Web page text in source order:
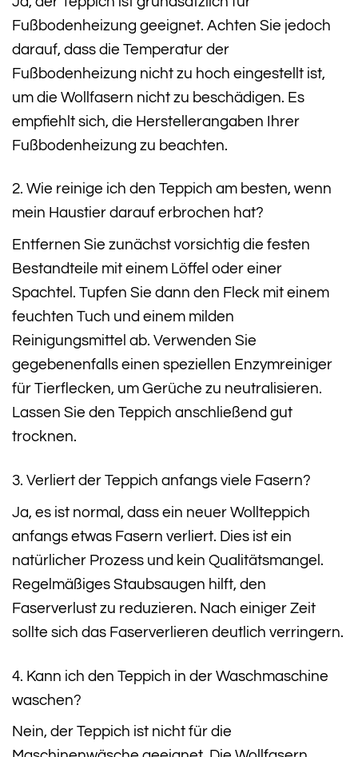
Fußbodenheizung geeignet. Achten Sie jedoch
darauf, dass die Temperatur der
Fußbodenheizung nicht zu hoch eingestellt ist,
um die Wollfasern nicht zu beschädigen. Es
empfiehlt sich, die Herstellerangaben Ihrer
Fußbodenheizung zu beachten.
2. Wie reinige ich den Teppich am besten, wenn
mein Haustier darauf erbrochen hat?
Entfernen Sie zunächst vorsichtig die festen
Bestandteile mit einem Löffel oder einer
Spachtel. Tupfen Sie dann den Fleck mit einem
feuchten Tuch und einem milden
Reinigungsmittel ab. Verwenden Sie
gegebenenfalls einen speziellen Enzymreiniger
für Tierflecken, um Gerüche zu neutralisieren.
Lassen Sie den Teppich anschließend gut
trocknen.
3. Verliert der Teppich anfangs viele Fasern?
Ja, es ist normal, dass ein neuer Wollteppich
anfangs etwas Fasern verliert. Dies ist ein
natürlicher Prozess und kein Qualitätsmangel.
Regelmäßiges Staubsaugen hilft, den
Faserverlust zu reduzieren. Nach einiger Zeit
sollte sich das Faserverlieren deutlich verringern.
4. Kann ich den Teppich in der Waschmaschine
waschen?
Nein, der Teppich ist nicht für die